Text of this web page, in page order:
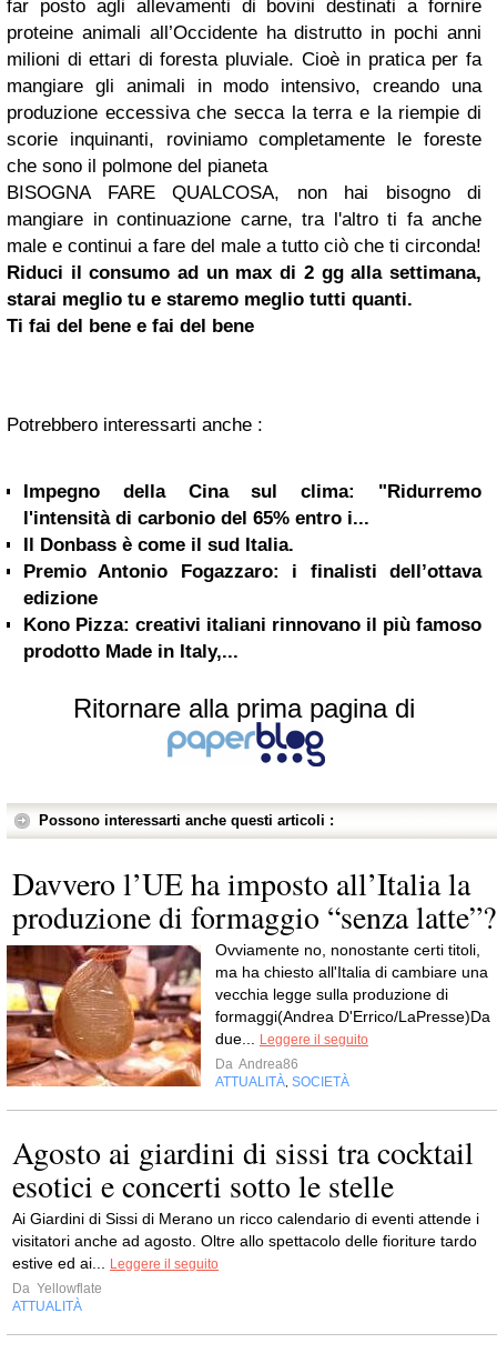
far posto agli allevamenti di bovini destinati a fornire
proteine animali all’Occidente ha distrutto in pochi anni
milioni di ettari di foresta pluviale. Cioè in pratica per fa
mangiare gli animali in modo intensivo, creando una
produzione eccessiva che secca la terra e la riempie di
scorie inquinanti, roviniamo completamente le foreste
che sono il polmone del pianeta
BISOGNA FARE QUALCOSA, non hai bisogno di
mangiare in continuazione carne, tra l'altro ti fa anche
male e continui a fare del male a tutto ciò che ti circonda!
Riduci il consumo ad un max di 2 gg alla settimana,
starai meglio tu e staremo meglio tutti quanti.
Ti fai del bene e fai del bene
Potrebbero interessarti anche :
Impegno della Cina sul clima: "Ridurremo
l'intensità di carbonio del 65% entro i...
Il Donbass è come il sud Italia.
Premio Antonio Fogazzaro: i finalisti dell’ottava
edizione
Kono Pizza: creativi italiani rinnovano il più famoso
prodotto Made in Italy,...
Ritornare alla prima pagina di
Possono interessarti anche questi articoli :
Davvero l’UE ha imposto all’Italia la
produzione di formaggio “senza latte”?
Ovviamente no, nonostante certi titoli,
ma ha chiesto all'Italia di cambiare una
vecchia legge sulla produzione di
formaggi(Andrea D'Errico/LaPresse)Da
due...
Leggere il seguito
Da Andrea86
ATTUALITÀ SOCIETÀ
Agosto ai giardini di sissi tra cocktail
esotici e concerti sotto le stelle
Ai Giardini di Sissi di Merano un ricco calendario di eventi attende i
visitatori anche ad agosto. Oltre allo spettacolo delle fioriture tardo
estive ed ai...
Leggere il seguito
Da Yellowflate
ATTUALITÀ